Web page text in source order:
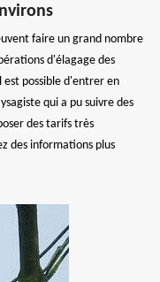
faire un grand nombre
d'élagage des
est possible d'entrer en
qui a pu suivre des
des tarifs très
des informations plus